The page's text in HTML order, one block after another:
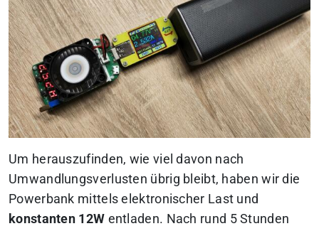
Um herauszufinden, wie viel davon nach
Umwandlungsverlusten übrig bleibt, haben wir die
Powerbank mittels elektronischer Last und
konstanten 12W entladen. Nach rund 5 Stunden